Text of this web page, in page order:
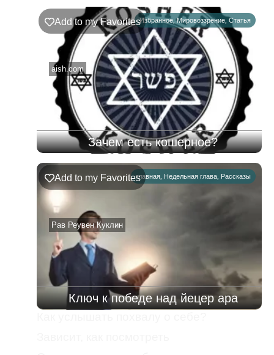
Ръэ
02.08.2026
08.08.2026
Избранное ,Мировоззрение Статья
aish.com
Add to my Favorites
Зачем есть кошерное?
главная Недельная глава Рассказы
Рав Реувен Куклин
Add to my Favorites
Ключ к победе над йецер ара